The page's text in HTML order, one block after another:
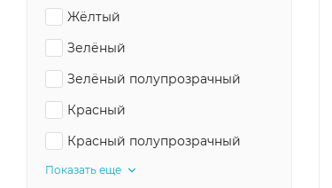
Жёлтый
Зелёный
Зелёный полупрозрачный
Красный
Красный полупрозрачный
Показать еще